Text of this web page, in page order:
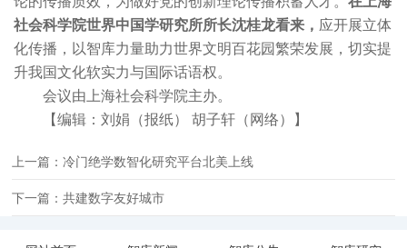
社会科学院世界中国学研究所所长沈桂龙看来， 应开展立体
化传播，以智库力量助力世界文明百花园繁荣发展，切实提
升我国文化软实力与国际话语权。
会议由上海社会科学院主办。
【编辑：刘娟（报纸） 胡子轩（网络）】
上一篇：冷门绝学数智化研究平台北美上线
下一篇：共建数字友好城市